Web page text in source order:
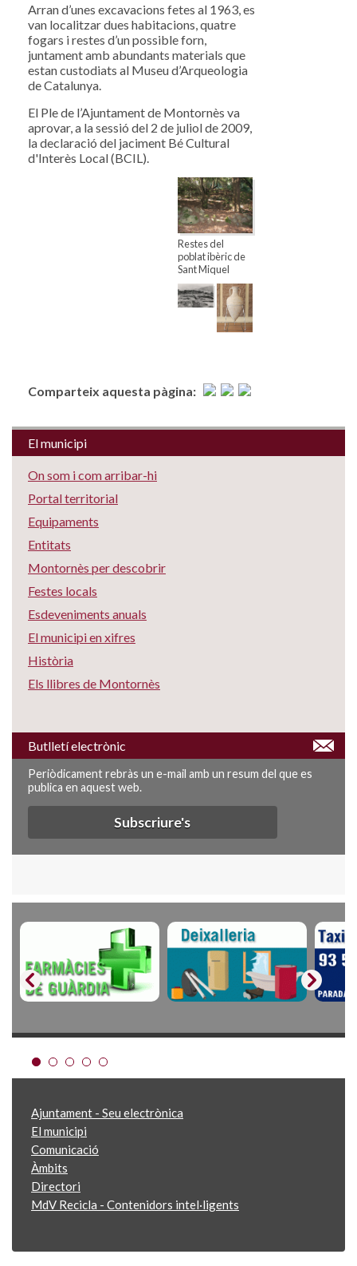
Arran d’unes excavacions fetes al 1963, es
van localitzar dues habitacions, quatre
fogars i restes d’un possible forn,
juntament amb abundants materials que
estan custodiats al Museu d’Arqueologia
de Catalunya.
El Ple de l’Ajuntament de Montornès va
aprovar, a la sessió del 2 de juliol de 2009,
la declaració del jaciment Bé Cultural
d'Interès Local (BCIL).
Restes del
poblat ibèric de
Sant Miquel
Comparteix aquesta pàgina:
El municipi
On som i com arribar-hi
Portal territorial
Equipaments
Entitats
Montornès per descobrir
Festes locals
Esdeveniments anuals
El municipi en xifres
Història
Els llibres de Montornès
Butlletí electrònic
Periòdicament rebràs un e-mail amb un resum del que es
publica en aquest web.
Subscriure's
Ajuntament - Seu electrònica
El municipi
Comunicació
Àmbits
Directori
MdV Recicla - Contenidors intel·ligents